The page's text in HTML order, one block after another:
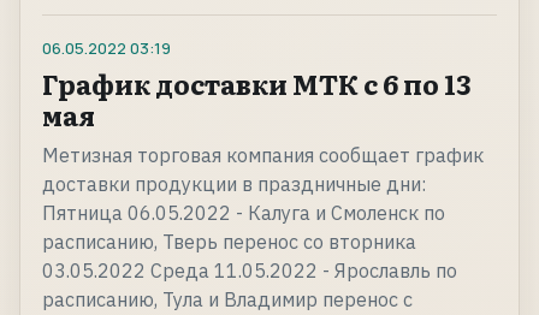
06.05.2022 03:19
График доставки МТК с 6 по 13
мая
Метизная торговая компания сообщает график
доставки продукции в праздничные дни:
Пятница 06.05.2022 - Калуга и Смоленск по
расписанию, Тверь перенос со вторника
03.05.2022 Среда 11.05.2022 - Ярославль по
расписанию, Тула и Владимир перенос с